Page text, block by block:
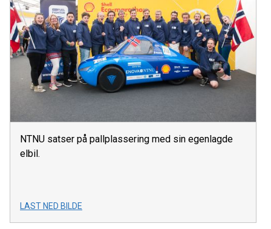
NTNU satser på pallplassering med sin egenlagde
elbil.
LAST NED BILDE